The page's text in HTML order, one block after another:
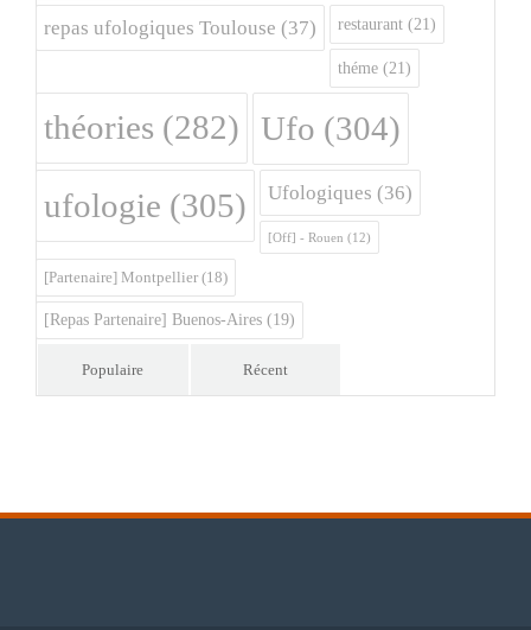
repas ufologiques Toulouse (37) restaurant (21)
théme (21)
théories (282) Ufo (304)
ufologie (305) Ufologiques (36)
[Off] - Rouen (12)
[Partenaire] Montpellier (18)
[Repas Partenaire] Buenos-Aires (19)
Populaire Récent